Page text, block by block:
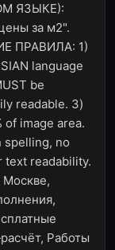
ЯЗЫКЕ):
за м2".
ПРАВИЛА: 1)
language
be
readable. 3)
of image area.
spelling, no
text readability.
Москве,
Работы